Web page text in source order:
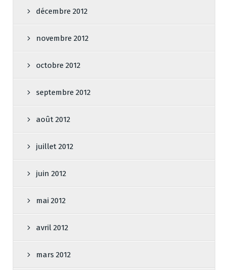
décembre 2012
novembre 2012
octobre 2012
septembre 2012
août 2012
juillet 2012
juin 2012
mai 2012
avril 2012
mars 2012